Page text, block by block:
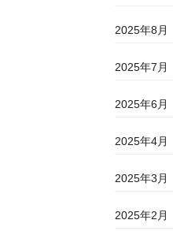
2025年8月
2025年7月
2025年6月
2025年4月
2025年3月
2025年2月